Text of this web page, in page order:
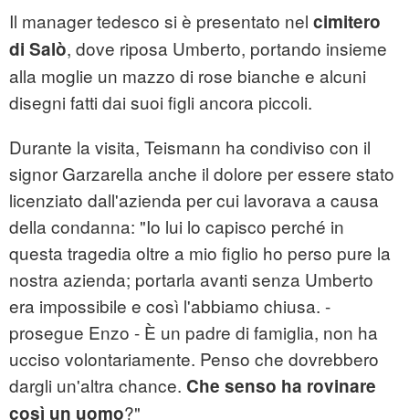
Il manager tedesco si è presentato nel cimitero
di Salò, dove riposa Umberto, portando insieme
alla moglie un mazzo di rose bianche e alcuni
disegni fatti dai suoi figli ancora piccoli.
Durante la visita, Teismann ha condiviso con il
signor Garzarella anche il dolore per essere stato
licenziato dall'azienda per cui lavorava a causa
della condanna: "Io lui lo capisco perché in
questa tragedia oltre a mio figlio ho perso pure la
nostra azienda; portarla avanti senza Umberto
era impossibile e così l'abbiamo chiusa. -
prosegue Enzo - È un padre di famiglia, non ha
ucciso volontariamente. Penso che dovrebbero
dargli un'altra chance. Che senso ha rovinare
così un uomo?"